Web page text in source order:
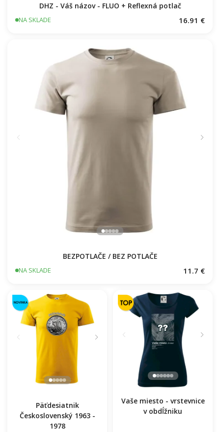
DHZ - Váš názov - FLUO + Reflexná potlač
NA SKLADE 16.91 €
BEZPOTLAČE / BEZ POTLAČE
NA SKLADE 11.7 €
Päťdesiatnik
Československý 1963 -
1978
Vaše miesto - vrstevnice
v obdĺžniku